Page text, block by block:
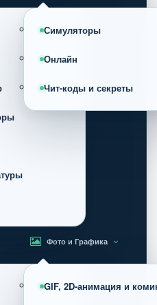
Симуляторы
Онлайн
Чит-коды и секреты
Фото и Графика
GIF, 2D-анимация и